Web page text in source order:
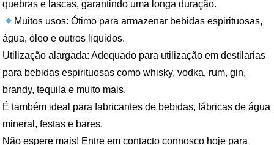
quebras e lascas, garantindo uma longa duração.
Muitos usos: Ótimo para armazenar bebidas espirituosas,
água, óleo e outros líquidos.
Utilização alargada: Adequado para utilização em destilarias
para bebidas espirituosas como whisky, vodka, rum, gin,
brandy, tequila e muito mais.
É também ideal para fabricantes de bebidas, fábricas de água
mineral, festas e bares.
Não espere mais! Entre em contacto connosco hoje para